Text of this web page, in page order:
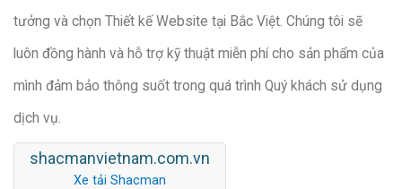
tưởng và chọn Thiết kế Website tại Bắc Việt. Chúng tôi sẽ
luôn đồng hành và hỗ trợ kỹ thuật miễn phí cho sản phẩm của
mình đảm bảo thông suốt trong quá trình Quý khách sử dụng
dịch vụ.
shacmanvietnam.com.vn
Xe tải Shacman